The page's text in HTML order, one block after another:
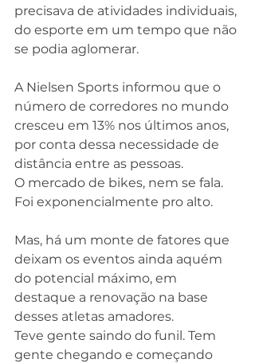
precisava de atividades individuais,
do esporte em um tempo que não
se podia aglomerar.
A Nielsen Sports informou que o
número de corredores no mundo
cresceu em 13% nos últimos anos,
por conta dessa necessidade de
distância entre as pessoas.
O mercado de bikes, nem se fala.
Foi exponencialmente pro alto.
Mas, há um monte de fatores que
deixam os eventos ainda aquém
do potencial máximo, em
destaque a renovação na base
desses atletas amadores.
Teve gente saindo do funil. Tem
gente chegando e começando